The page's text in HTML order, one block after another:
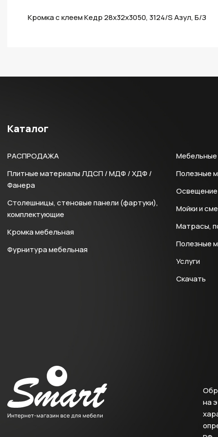
Кромка с клеем Кедр 28х32х3050, 3124/S Азул, Б/З
Каталог
РАСПРОДАЖА
Плитные материалы ЛДСП / МДФ / ХДФ /
Фанера
Столешницы, стеновые панели (фартуки),
комплектующие
Кромка мебельная
Фурнитура мебельная
Мебельные
Полезные
Освещение
Мойки и
Матрасы,
Полезные
Услуги
Скачать
на